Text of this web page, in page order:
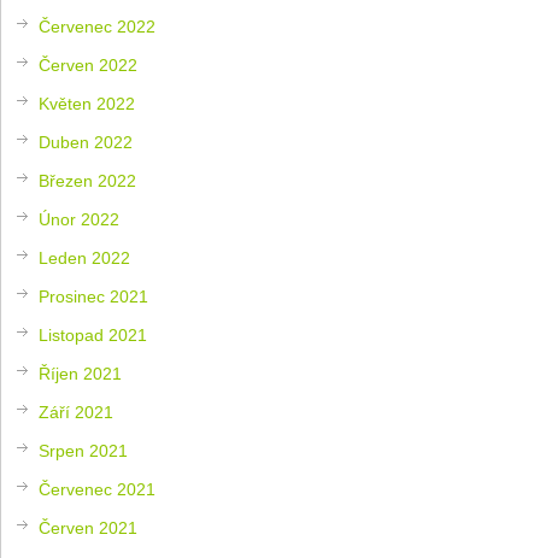
Červenec 2022
Červen 2022
Květen 2022
Duben 2022
Březen 2022
Únor 2022
Leden 2022
Prosinec 2021
Listopad 2021
Říjen 2021
Září 2021
Srpen 2021
Červenec 2021
Červen 2021